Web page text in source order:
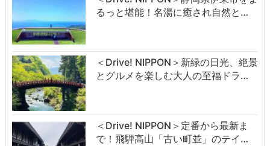
るっと堪能！名湯に癒され自然と…
＜Drive! NIPPON＞新緑の日光、絶景
とグルメを楽しむ大人の至福ドラ…
＜Drive! NIPPON＞定番から最新ま
で！飛騨高山「古い町並」のテイ…